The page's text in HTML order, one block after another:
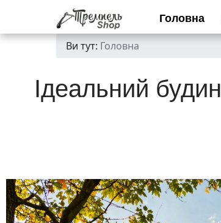
Головна
Ви тут: Головна
Ідеальний